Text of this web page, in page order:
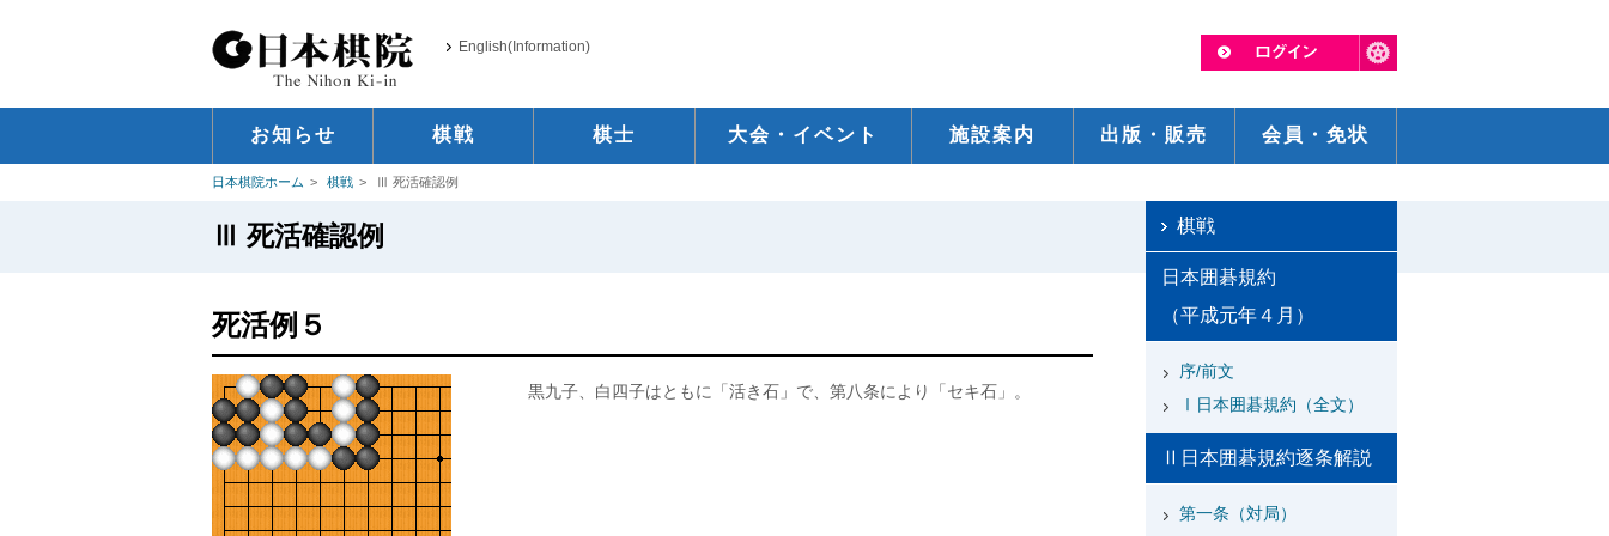
English(Information)
お知らせ 棋戦 棋士 大会・イベント 施設案内 出版・販売 会員・免状
日本棋院ホーム 棋戦 Ⅲ 死活確認例
Ⅲ 死活確認例
死活例５
黒九子、白四子はともに「活き石」で、第八条により「セキ石」。
棋戦
日本囲碁規約
（平成元年４月）
序/前文
Ⅰ日本囲碁規約（全文）
Ⅱ日本囲碁規約逐条解説
第一条（対局）